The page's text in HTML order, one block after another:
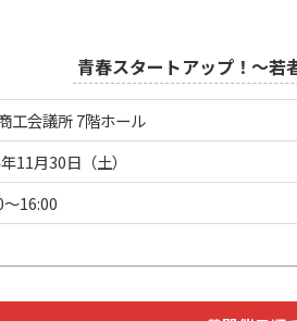
青春スタートアップ！～若
工会議所 7階ホール
11月30日（土）
～16:00